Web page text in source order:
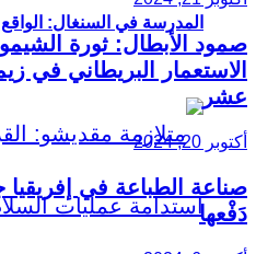
المدرسة في السنغال:
صمود الأبطال: ثورة
الاستعمار البريطاني في
عشر
أكتوبر 20, 2024
صناعة الطباعة في
دَفْعها